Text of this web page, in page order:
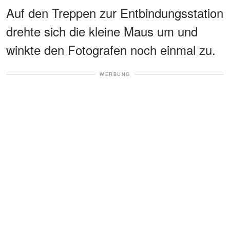
Auf den Treppen zur Entbindungsstation
drehte sich die kleine Maus um und
winkte den Fotografen noch einmal zu.
WERBUNG